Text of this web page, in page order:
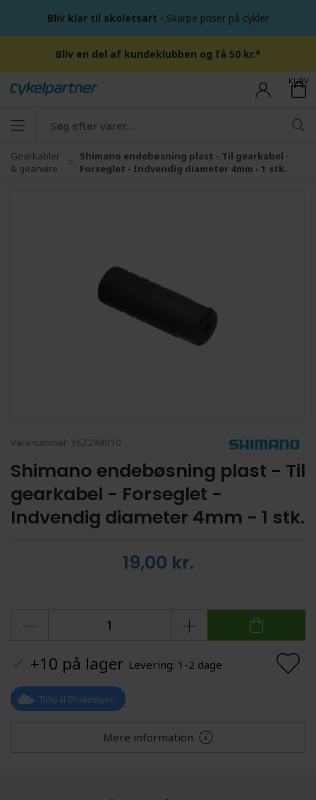
Bliv klar til skoletsart - Skarpe priser på cykler
Bliv en del af kundeklubben og få 50 kr.*
KURV
Gearkabler
& gearwire
Shimano endebøsning plast - Til gearkabel -
Forseglet - Indvendig diameter 4mm - 1 stk.
Varenummer: Y6Z298010
Shimano endebøsning plast - Til
gearkabel - Forseglet -
Indvendig diameter 4mm - 1 stk.
19,00 kr.
+10 på lager Levering: 1-2 dage
Tilføj til Ønskeskyen
Mere information